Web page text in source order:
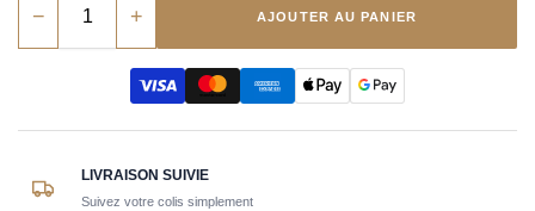
− + AJOUTER AU PANIER
LIVRAISON SUIVIE
Suivez votre colis simplement